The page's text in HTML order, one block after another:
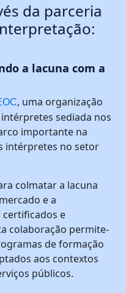
da parceria
a lacuna com a
, uma organização
sediada nos
importante na
intérpretes no setor
colmatar a lacuna
e a
e
colaboração permite-
de formação
aos contextos
públicos.